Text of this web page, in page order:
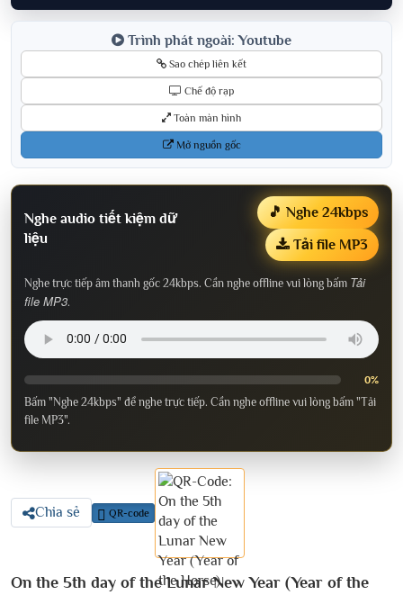
Trình phát ngoài: Youtube
Sao chép liên kết
Chế độ rạp
Toàn màn hình
Mở nguồn gốc
Nghe audio tiết kiệm dữ
liệu
🎵 Nghe 24kbps
Tải file MP3
Nghe trực tiếp âm thanh gốc 24kbps. Cần nghe offline vui lòng bấm Tải
file MP3.
0%
Bấm "Nghe 24kbps" để nghe trực tiếp. Cần nghe offline vui lòng bấm "Tải
file MP3".
Chia sẻ QR-code
On the 5th day of the Lunar New Year (Year of the